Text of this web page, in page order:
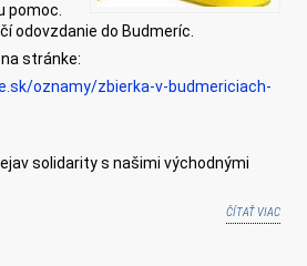
pomoc.
odovzdanie do Budmeríc.
stránke:
oznamy/zbierka-v-budmericiach-
solidarity s našimi východnými
ČÍTAŤ VIACO